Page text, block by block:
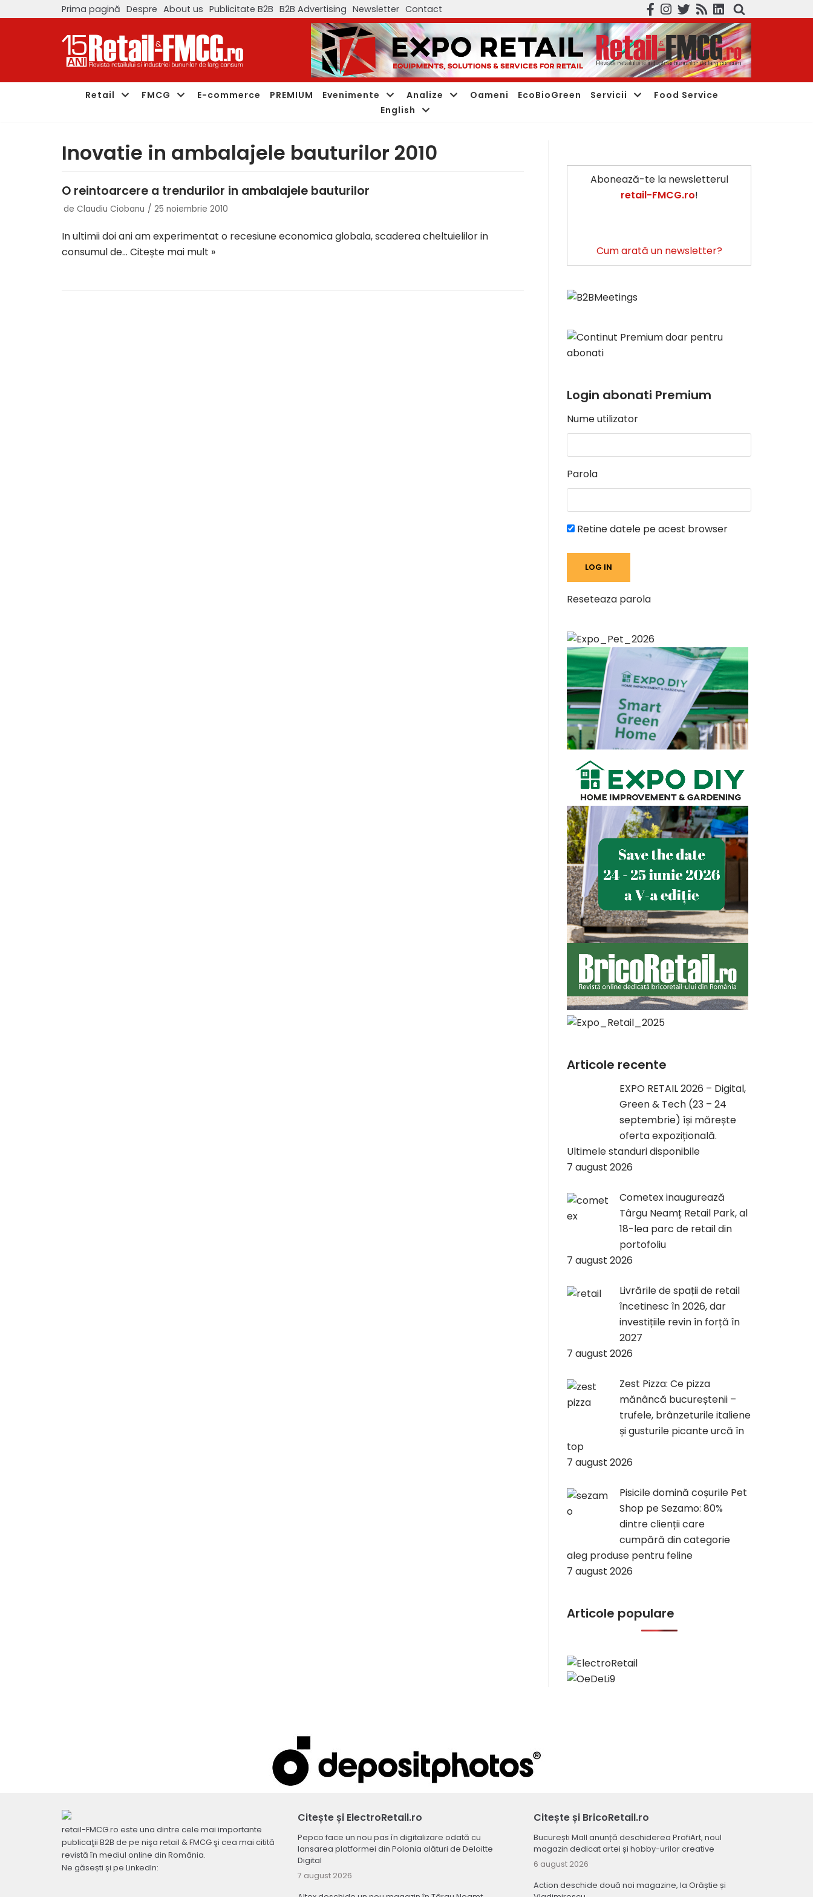
Prima pagină Despre About us Publicitate B2B B2B Advertising Newsletter Contact
Retail FMCG E-commerce PREMIUM Evenimente Analize Oameni EcoBioGreen Servicii
Food Service
English
Inovatie in ambalajele bauturilor 2010
O reintoarcere a trendurilor in ambalajele bauturilor
de Claudiu Ciobanu 25 noiembrie 2010
In ultimii doi ani am experimentat o recesiune economica globala, scaderea cheltuielilor in
consumul de… Citește mai mult »
Abonează-te la newsletterul
retail-FMCG.ro!
Cum arată un newsletter?
Login abonati Premium
Nume utilizator
Parola
Retine datele pe acest browser
Reseteaza parola
Articole recente
EXPO RETAIL 2026 – Digital,
Green & Tech (23 – 24
septembrie) își mărește
oferta expozițională.
Ultimele standuri disponibile
7 august 2026
Cometex inaugurează
Târgu Neamț Retail Park, al
18-lea parc de retail din
portofoliu
7 august 2026
Livrările de spații de retail
încetinesc în 2026, dar
investițiile revin în forță în
2027
7 august 2026
Zest Pizza: Ce pizza
mănâncă bucureștenii –
trufele, brânzeturile italiene
și gusturile picante urcă în
top
7 august 2026
Pisicile domină coșurile Pet
Shop pe Sezamo: 80%
dintre clienții care
cumpără din categorie
aleg produse pentru feline
7 august 2026
Articole populare
retail-FMCG.ro este una dintre cele mai importante
publicaţii B2B de pe nişa retail & FMCG şi cea mai citită
revistă în mediul online din România.
Ne găsești și pe LinkedIn:
Citește și ElectroRetail.ro
Pepco face un nou pas în digitalizare odată cu
lansarea platformei din Polonia alături de Deloitte
Digital
7 august 2026
Citește și BricoRetail.ro
București Mall anunță deschiderea ProfiArt, noul
magazin dedicat artei și hobby-urilor creative
6 august 2026
Action deschide două noi magazine, la Orăștie și